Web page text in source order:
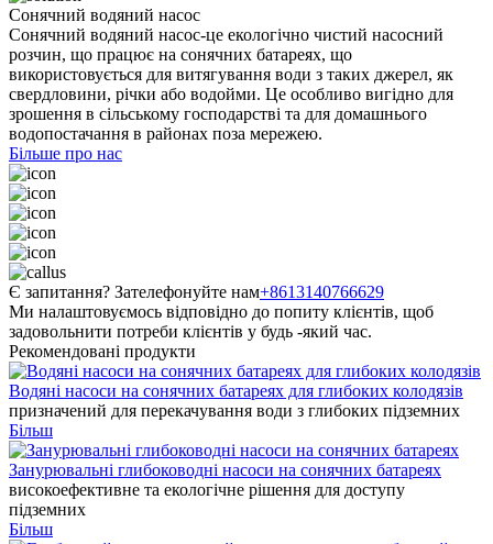
Сонячний водяний насос
Сонячний водяний насос-це екологічно чистий насосний
розчин, що працює на сонячних батареях, що
використовується для витягування води з таких джерел, як
свердловини, річки або водойми. Це особливо вигідно для
зрошення в сільському господарстві та для домашнього
водопостачання в районах поза мережею.
Більше про нас
Є запитання? Зателефонуйте нам+8613140766629
Ми налаштовуємось відповідно до попиту клієнтів, щоб
задовольнити потреби клієнтів у будь -який час.
Рекомендовані продукти
Водяні насоси на сонячних батареях для глибоких колодязів
призначений для перекачування води з глибоких підземних
Більш
Занурювальні глибоководні насоси на сонячних батареях
високоефективне та екологічне рішення для доступу
підземних
Більш